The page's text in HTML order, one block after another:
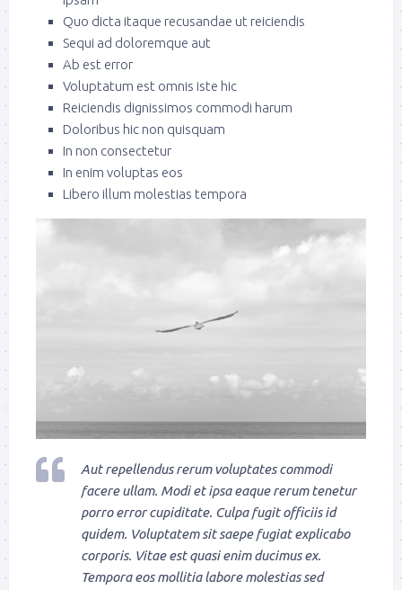
Quo dicta itaque recusandae ut reiciendis
Sequi ad doloremque aut
Ab est error
Voluptatum est omnis iste hic
Reiciendis dignissimos commodi harum
Doloribus hic non quisquam
In non consectetur
In enim voluptas eos
Libero illum molestias tempora
Aut repellendus rerum voluptates commodi
facere ullam. Modi et ipsa eaque rerum tenetur
porro error cupiditate. Culpa fugit officiis id
quidem. Voluptatem sit saepe fugiat explicabo
corporis. Vitae est quasi enim ducimus ex.
Tempora eos mollitia labore molestias sed